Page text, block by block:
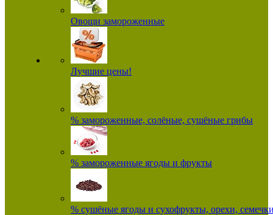
Овощи замороженные
Лучшие цены!
% замороженные, солёные, сушёные грибы
% замороженные ягоды и фрукты
% сушёные ягоды и сухофрукты, орехи,